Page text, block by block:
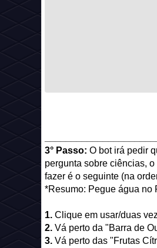
3° Passo: O bot irá pedir
pergunta sobre ciências,
fazer é o seguinte (na
*Resumo: Pegue água no
1. Clique em usar/duas
2. Vá perto da "Barra de
3. Vá perto das "Frutas